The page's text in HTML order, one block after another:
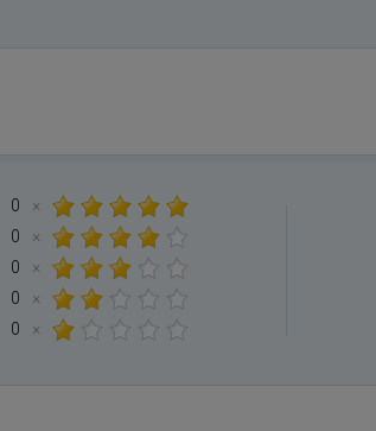
0
×
0
×
0
×
0
×
0
×